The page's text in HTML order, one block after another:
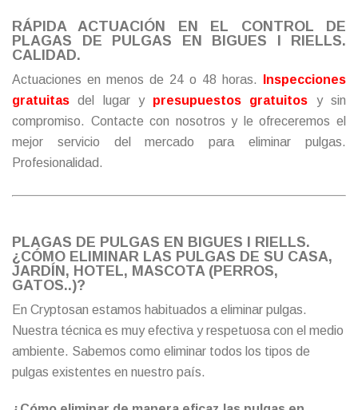
RÁPIDA ACTUACIÓN EN EL CONTROL DE
PLAGAS DE PULGAS EN BIGUES I RIELLS.
CALIDAD.
Actuaciones en menos de 24 o 48 horas.
Inspecciones
gratuitas del lugar y presupuestos gratuitos y sin
compromiso. Contacte con nosotros y le ofreceremos el
mejor servicio del mercado para eliminar pulgas.
Profesionalidad.
PLAGAS DE PULGAS EN BIGUES I RIELLS.
¿CÓMO ELIMINAR LAS PULGAS DE SU CASA,
JARDÍN, HOTEL, MASCOTA (PERROS,
GATOS..)?
En Cryptosan estamos habituados a eliminar pulgas.
Nuestra técnica es muy efectiva y respetuosa con el medio
ambiente. Sabemos como eliminar todos los tipos de
pulgas existentes en nuestro país.